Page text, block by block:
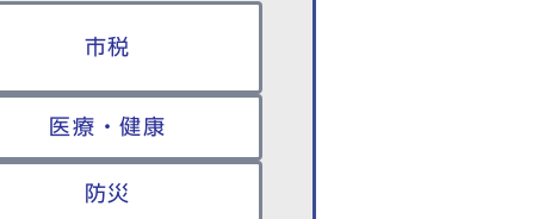
市税
医療・健康
防災